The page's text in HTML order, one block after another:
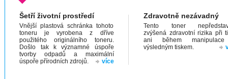
Šetří životní prostředí
Vnější plastová schránka tohoto
toneru je vyrobena z dříve
použitého originálního toneru.
Došlo tak k významné úspoře
tvorby odpadů a maximální
úspoře přírodních zdrojů.
více
Zdravotně nezávadný
Tento toner
zvýšená zdravotní rizika při
ani během
výsledným tiskem.